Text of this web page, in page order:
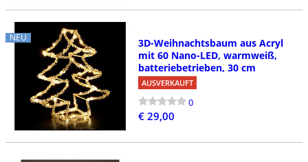
NEU
3D-Weihnachtsbaum aus Acryl
mit 60 Nano-LED, warmweiß,
batteriebetrieben, 30 cm
AUSVERKAUFT
0
€ 29,00